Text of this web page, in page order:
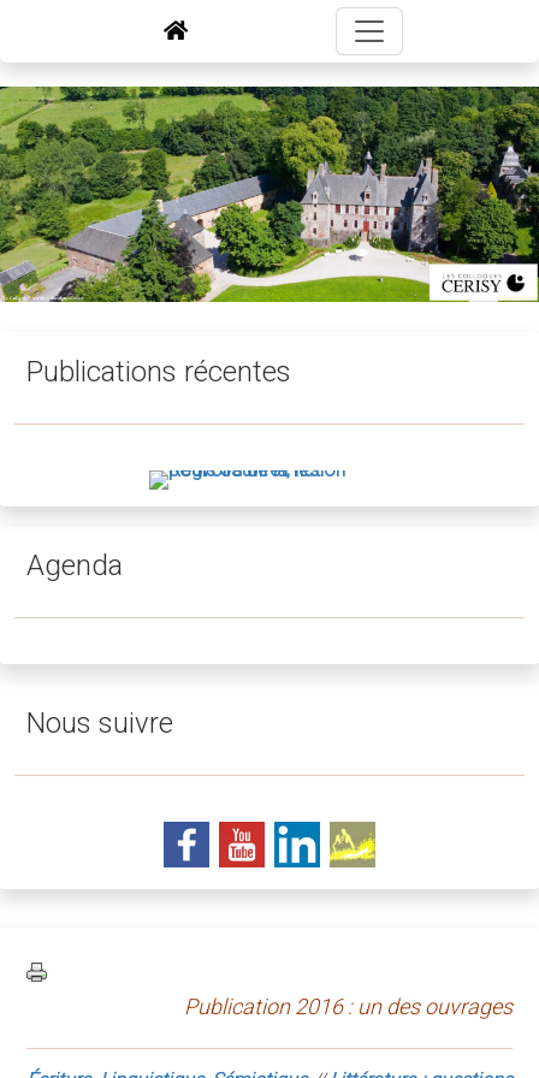
Publication 2016 : un des ouvrages
Publications récentes
Agenda
Nous suivre